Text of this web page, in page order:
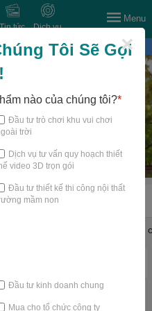
Tin tức Dịch vụ
Menu
non Đồ
×
Tôi Sẽ Gọi
nào của chúng tôi?*
Đầu tư trò chơi khu vui chơi
trời
Dịch vụ tư vấn quy hoạch thiết
video 3D trọn gói
Đầu tư thiết kế thi công nội thất
mầm non
Đầu tư kinh doanh chung
Mua cho tổ chức công ty